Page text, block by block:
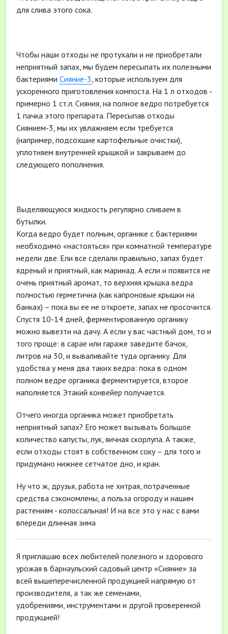
для слива этого сока.
Чтобы наши отходы не протухали и не приобретали
неприятный запах, мы будем пересыпать их полезными
бактериями Сияние-3, которые используем для
ускоренного приготовления компоста. На 1 л отходов -
примерно 1 ст.л. Сияния, на полное ведро потребуется
1 пачка этого препарата. Пересыпав отходы
Сиянием-3, мы их увлажняем если требуется
(например, подсохшие картофельные очистки),
уплотняем внутренней крышкой и закрываем до
следующего пополнения.
Выделяющуюся жидкость регулярно сливаем в
бутылки.
Когда ведро будет полным, органике с бактериями
необходимо «настояться» при комнатной температуре
недели две. Ели все сделали правильно, запах будет
ядреный и приятный, как маринад. А если и появится не
очень приятный аромат, то верхняя крышка ведра
полностью герметична (как капроновые крышки на
банках) – пока вы ее не откроете, запах не просочится.
Спустя 10-14 дней, ферментированную органику
можно вывезти на дачу. А если у вас частный дом, то и
того проще: в сарае или гараже заведите бачок,
литров на 30, и вываливайте туда органику. Для
удобства у меня два таких ведра: пока в одном
полном ведре органика ферментируется, второе
наполняется. Этакий конвейер получается.
Отчего иногда органика может приобретать
неприятный запах? Его может вызывать большое
количество капусты, лук, яичная скорлупа. А также,
если отходы стоят в собственном соку – для того и
придумано нижнее сетчатое дно, и кран.
Ну что ж, друзья, работа не хитрая, потраченные
средства сэкономлены, а польза огороду и нашим
растениям - колоссальная! И на все это у нас с вами
впереди длинная зима
Я приглашаю всех любителей полезного и здорового
урожая в барнаульский садовый центр «Сияние» за
всей вышеперечисленной продукцией напрямую от
производителя, а так же семенами,
удобрениями, инструментами и другой проверенной
продукцией!